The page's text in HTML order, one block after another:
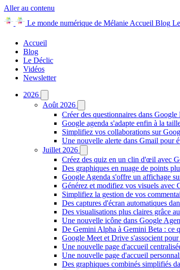
Aller au contenu
Le monde numérique de Mélanie Accueil Blog
Accueil
Blog
Le Déclic
Vidéos
Newsletter
2026
Août 2026
Créer des questionnaires dans
Google agenda s'adapte enfin à la
Simplifiez vos collaborations sur
Une nouvelle alerte dans Gmail pour
Juillet 2026
Créez des quiz en un clin d'œil avec
Des graphiques en nuage de points
Google Agenda s'offre un affichage
Générez et modifiez vos visuels avec
Simplifiez la gestion de vos
Des captures d'écran automatiques
Des visualisations plus claires grâce
Une nouvelle icône dans Google
De Gemini Alpha à Gemini Beta : ce
Google Meet et Drive s'associent
Une nouvelle page d'accueil
Une nouvelle page d'accueil
Des graphiques combinés simplifiés